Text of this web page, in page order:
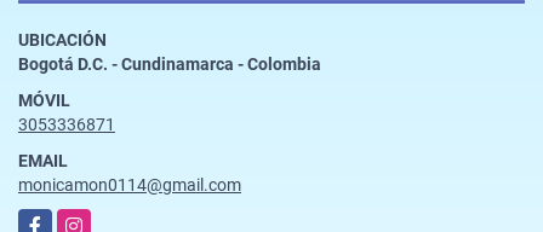
UBICACIÓN
Bogotá D.C. - Cundinamarca - Colombia
MÓVIL
3053336871
EMAIL
monicamon0114@gmail.com
FacebookInstagram